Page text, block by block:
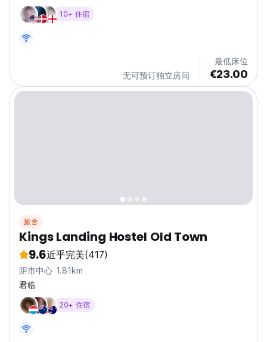
10+ 住宿
无可预订独立房间
最低床位
€23.00
旅舍
Kings Landing Hostel Old Town
9.6近乎完美(417)
距市中心 1.81km
君临
20+ 住宿